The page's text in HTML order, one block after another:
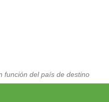
función del país de destino